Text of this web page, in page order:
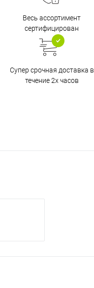
Весь ассортимент
сертифицирован
Супер срочная доставка в
течение 2х часов